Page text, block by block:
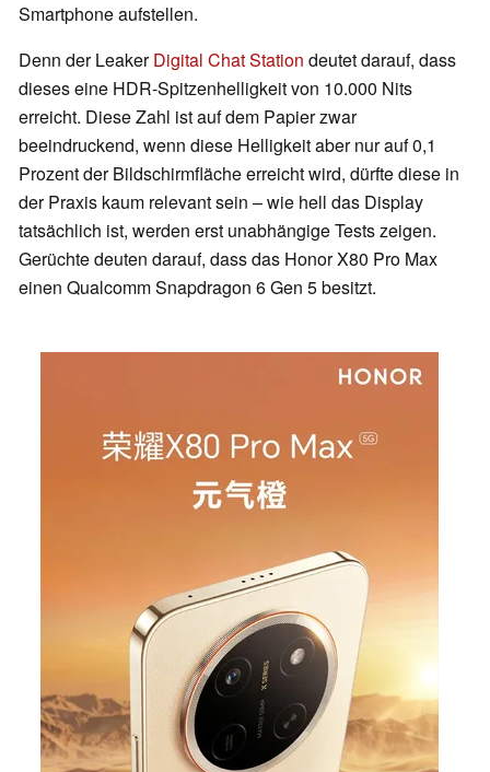
Smartphone aufstellen.
Denn der LeakerDigital Chat Station deutet darauf, dass
dieses eine HDR-Spitzenhelligkeit von 10.000 Nits
erreicht. Diese Zahl ist auf dem Papier zwar
beeindruckend, wenn diese Helligkeit aber nur auf 0,1
Prozent der Bildschirmfläche erreicht wird, dürfte diese in
der Praxis kaum relevant sein – wie hell das Display
tatsächlich ist, werden erst unabhängige Tests zeigen.
Gerüchte deuten darauf, dass das Honor X80 Pro Max
einen Qualcomm Snapdragon 6 Gen 5 besitzt.